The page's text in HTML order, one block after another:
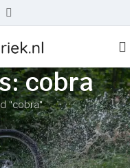
cobra
"cobra"